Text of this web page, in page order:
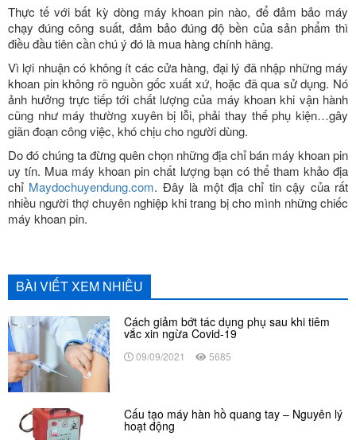
Thực tế với bất kỳ dòng máy khoan pin nào, để đảm bảo máy
chạy đúng công suất, đảm bảo đúng độ bền của sản phẩm thì
điều đầu tiên cần chú ý đó là mua hàng chính hãng.
Vì lợi nhuận có không ít các cửa hàng, đại lý đã nhập những máy
khoan pin không rõ nguồn gốc xuất xứ, hoặc đã qua sử dụng. Nó
ảnh hưởng trực tiếp tới chất lượng của máy khoan khi vận hành
cũng như máy thường xuyên bị lỗi, phải thay thế phụ kiện…gây
giãn đoạn công việc, khó chịu cho người dùng.
Do đó chúng ta đừng quên chọn những địa chỉ bán máy khoan pin
uy tín. Mua máy khoan pin chất lượng bạn có thể tham khảo địa
chỉ Maydochuyendung.com. Đây là một địa chỉ tin cậy của rất
nhiều người thợ chuyên nghiệp khi trang bị cho mình những chiếc
máy khoan pin.
BÀI VIẾT XEM NHIỀU
Cách giảm bớt tác dụng phụ sau khi tiêm
vắc xin ngừa Covid-19
09/09/2021 5685
Cấu tạo máy hàn hồ quang tay – Nguyên lý
hoạt động